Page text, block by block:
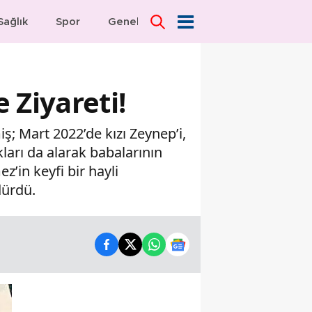
Spor Genel Dünya
Ziyareti!
2022’de kızı Zeynep’i,
da alarak babalarının
keyfi bir hayli